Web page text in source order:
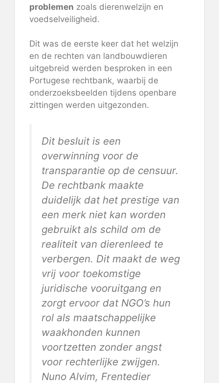
problemen zoals dierenwelzijn en
voedselveiligheid.
Dit was de eerste keer dat het welzijn
en de rechten van landbouwdieren
uitgebreid werden besproken in een
Portugese rechtbank, waarbij de
onderzoeksbeelden tijdens openbare
zittingen werden uitgezonden.
Dit besluit is een
overwinning voor de
transparantie op de censuur.
De rechtbank maakte
duidelijk dat het prestige van
een merk niet kan worden
gebruikt als schild om de
realiteit van dierenleed te
verbergen. Dit maakt de weg
vrij voor toekomstige
juridische vooruitgang en
zorgt ervoor dat NGO’s hun
rol als maatschappelijke
waakhonden kunnen
voortzetten zonder angst
voor rechterlijke zwijgen.
Nuno Alvim, Frentedier